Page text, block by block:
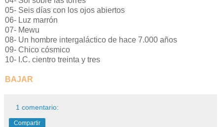
05- Seis días con los ojos abiertos
06- Luz marrón
07- Mewu
08- Un hombre intergaláctico de hace 7.000 años
09- Chico cósmico
10- I.C. cientro treinta y tres
BAJAR
1 comentario:
Compartir